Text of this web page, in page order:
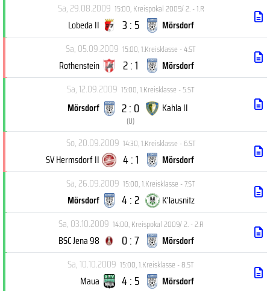
Sa, 29.08.2009 15:00,Kreispokal 2009/ 2. - 1.R
Lobeda II 3 : 5
Mörsdorf
Sa, 05.09.2009 15:00,1.Kreisklasse - 4.ST
Rothenstein 2 : 1
Mörsdorf
Sa, 12.09.2009 15:00,1.Kreisklasse - 5.ST
Mörsdorf 2 : 0
(U)
Kahla II
So, 20.09.2009 14:30,1.Kreisklasse - 6.ST
SV Hermsdorf II 4 : 1
Mörsdorf
Sa, 26.09.2009 15:00,1.Kreisklasse - 7.ST
Mörsdorf 4 : 2
K'lausnitz
Sa, 03.10.2009 14:00,Kreispokal 2009/ 2. - 2.R
BSC Jena 98 0 : 7
Mörsdorf
Sa, 10.10.2009 15:00,1.Kreisklasse - 8.ST
Maua 4 : 5
Mörsdorf